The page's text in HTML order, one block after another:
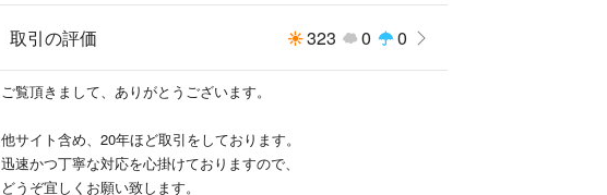
取引の評価 323 0 0
ご覧頂きまして、ありがとうございます。
他サイト含め、20年ほど取引をしております。
迅速かつ丁寧な対応を心掛けておりますので、
どうぞ宜しくお願い致します。